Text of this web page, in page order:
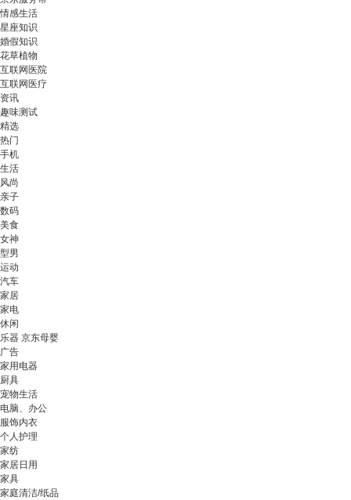
情感生活
星座知识
婚假知识
花草植物
互联网医院
互联网医疗
资讯
趣味测试
精选
热门
手机
生活
风尚
亲子
数码
美食
女神
型男
运动
汽车
家居
家电
休闲
乐器 京东母婴
广告
家用电器
厨具
宠物生活
电脑、办公
服饰内衣
个人护理
家纺
家居日用
家具
家庭清洁/纸品